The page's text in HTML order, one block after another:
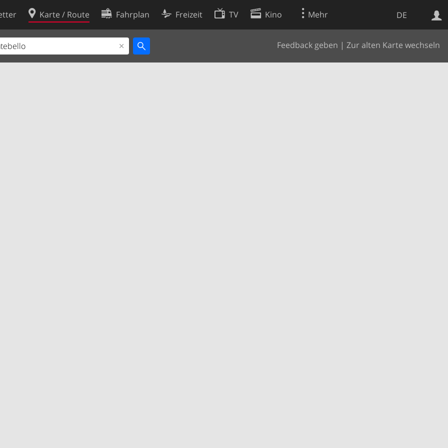
DE
Karte / Route Fahrplan Freizeit TV Kino Mehr
Feedback geben | Zur alten Karte wechseln
Websuche
Cookie-Richtlinie
Cookie-Einstellungen